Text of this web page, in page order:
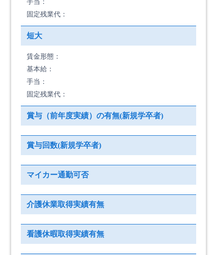
手当：
固定残業代：
短大
賃金形態：
基本給：
手当：
固定残業代：
賞与（前年度実績）の有無(新規学卒者)
賞与回数(新規学卒者)
マイカー通勤可否
介護休業取得実績有無
看護休暇取得実績有無